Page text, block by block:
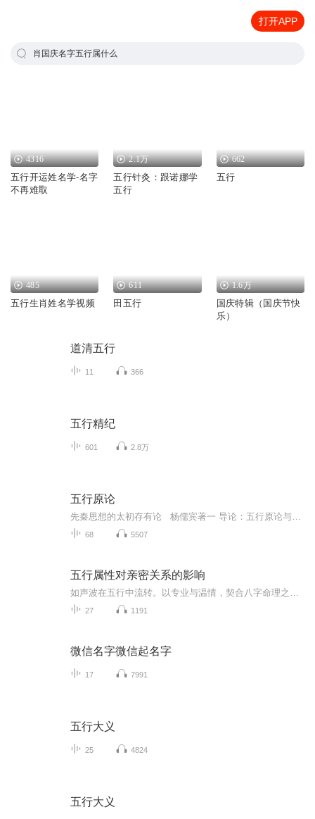
打开APP
肖国庆名字五行属什么
4316
五行开运姓名学-名字
不再难取
2.1万
五行针灸：跟诺娜学
五行
662
五行
485
五行生肖姓名学视频
611
田五行
1.6万
国庆特辑（国庆节快
乐）
道清五行
11 366
五行精纪
601 2.8万
五行原论
68 5507
五行属性对亲密关系的影响
27 1191
微信名字微信起名字
17 7991
五行大义
25 4824
五行大义